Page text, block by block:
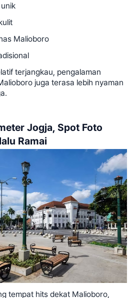
Malioboro
terjangkau, pengalaman
juga terasa lebih nyaman
Jogja, Spot Foto
Ramai
tempat hits dekat Malioboro,